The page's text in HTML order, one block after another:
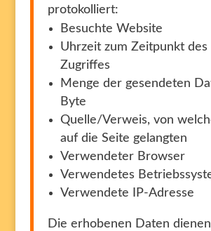
protokolliert:
Besuchte Website
Uhrzeit zum Zeitpunkt des
Zugriffes
Menge der gesendeten
Byte
Quelle/Verweis, von
auf die Seite gelangten
Verwendeter Browser
Verwendetes
Verwendete IP-Adresse
Die erhobenen Daten dienen